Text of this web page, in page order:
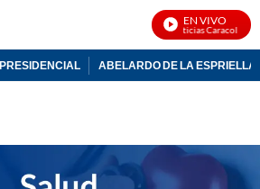
EN VIVO
Noticias Caracol En
ABELARDO DE LA ESPRIELLA